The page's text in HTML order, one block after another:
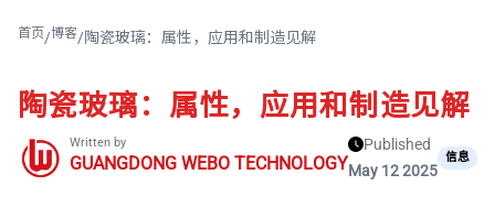
首页/博客/陶瓷玻璃：属性，应用和制造见解
陶瓷玻璃：属性，应用和制造见解
Written by
GUANGDONG WEBO TECHNOLOGY
Published
May 12 2025
信息